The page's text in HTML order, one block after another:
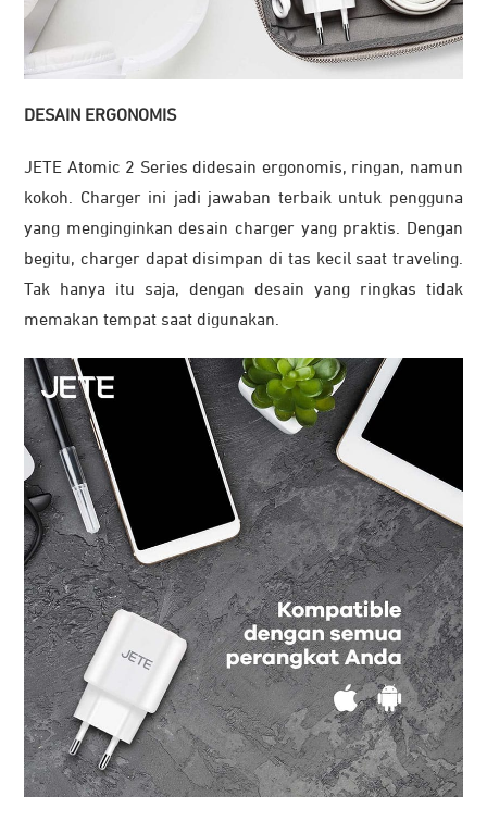
DESAIN ERGONOMIS
JETE Atomic 2 Series didesain ergonomis, ringan, namun
kokoh. Charger ini jadi jawaban terbaik untuk pengguna
yang menginginkan desain charger yang praktis. Dengan
begitu, charger dapat disimpan di tas kecil saat traveling.
Tak hanya itu saja, dengan desain yang ringkas tidak
memakan tempat saat digunakan.